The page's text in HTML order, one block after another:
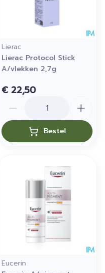
Lierac
Lierac Protocol Stick
A/vlekken 2,7g
€ 22,50
Bestel
Eucerin